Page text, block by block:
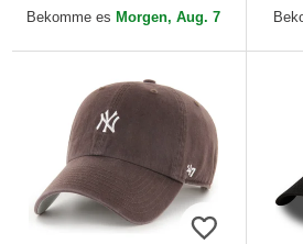
York Yankees MLB von New
Bekomme es Morgen, Aug. 7